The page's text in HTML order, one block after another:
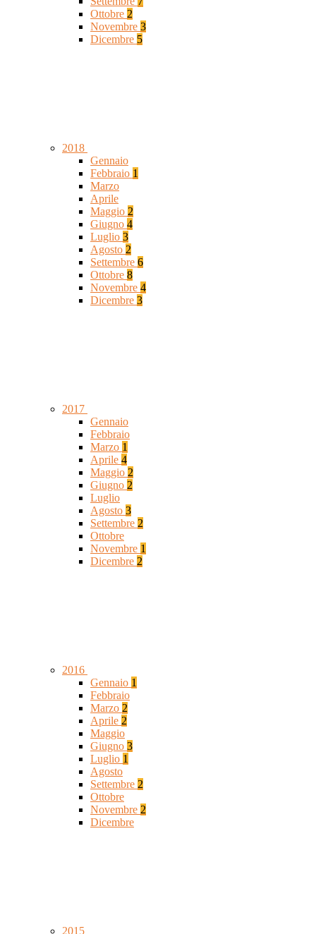
Ottobre 2
Novembre 3
Dicembre 5
2018
Gennaio
Febbraio 1
Marzo
Aprile
Maggio 2
Giugno 4
Luglio 3
Agosto 2
Settembre 6
Ottobre 8
Novembre 4
Dicembre 3
2017
Gennaio
Febbraio
Marzo 1
Aprile 4
Maggio 2
Giugno 2
Luglio
Agosto 3
Settembre 2
Ottobre
Novembre 1
Dicembre 2
2016
Gennaio 1
Febbraio
Marzo 2
Aprile 2
Maggio
Giugno 3
Luglio 1
Agosto
Settembre 2
Ottobre
Novembre 2
Dicembre
2015